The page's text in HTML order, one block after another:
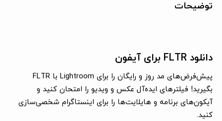
توضیحات
دانلود FLTR برای آیفون
پیش‌فرض‌های مد روز و رایگان را برای Lightroom با FLTR
بگیرید! فیلترهای ایده‌آل عکس و ویدیو را امتحان کنید و
آیکون‌های برنامه و هایلایت‌ها را برای اینستاگرام شخصی‌سازی
کنید.